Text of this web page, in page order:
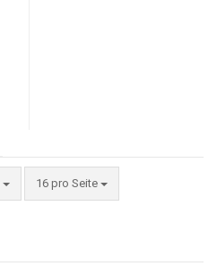
16 pro Seite